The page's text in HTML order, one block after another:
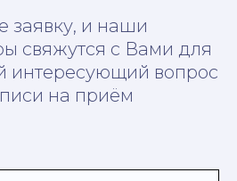
заявку, и наши
свяжутся с Вами для
интересующий вопрос
на приём